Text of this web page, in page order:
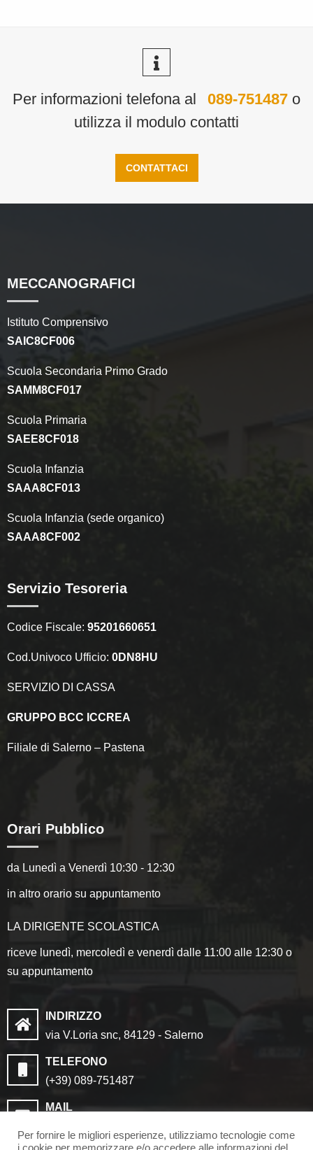
Per informazioni telefona al 089-751487 o
utilizza il modulo contatti
CONTATTACI
MECCANOGRAFICI
Istituto Comprensivo
SAIC8CF006
Scuola Secondaria Primo Grado
SAMM8CF017
Scuola Primaria
SAEE8CF018
Scuola Infanzia
SAAA8CF013
Scuola Infanzia (sede organico)
SAAA8CF002
Servizio Tesoreria
Codice Fiscale: 95201660651
Cod.Univoco Ufficio: 0DN8HU
SERVIZIO DI CASSA
GRUPPO BCC ICCREA
Filiale di Salerno – Pastena
Orari Pubblico
da Lunedì a Venerdì 10:30 - 12:30
in altro orario su appuntamento
LA DIRIGENTE SCOLASTICA
riceve lunedì, mercoledì e venerdì dalle 11:00 alle 12:30 o
su appuntamento
INDIRIZZO
via V.Loria snc, 84129 - Salerno
TELEFONO
(+39) 089-751487
MAIL
saic8cf006@pec.istruzione.it
Per fornire le migliori esperienze, utilizziamo tecnologie come